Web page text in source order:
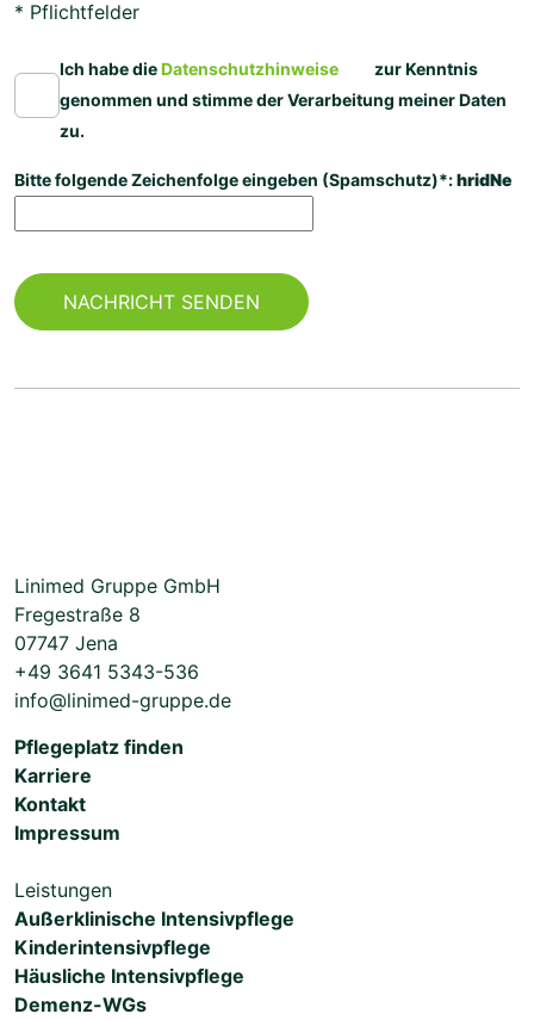
* Pflichtfelder
Ich habe die Datenschutzhinweise
zur Kenntnis
genommen und stimme der Verarbeitung meiner Daten
zu.
Bitte folgende Zeichenfolge eingeben (Spamschutz)*:hridNe
Linimed Gruppe GmbH
Fregestraße 8
07747 Jena
+49 3641 5343-536
info@linimed-gruppe.de
Pflegeplatz finden
Karriere
Kontakt
Impressum
Leistungen
Außerklinische Intensivpflege
Kinderintensivpflege
Häusliche Intensivpflege
Demenz-WGs